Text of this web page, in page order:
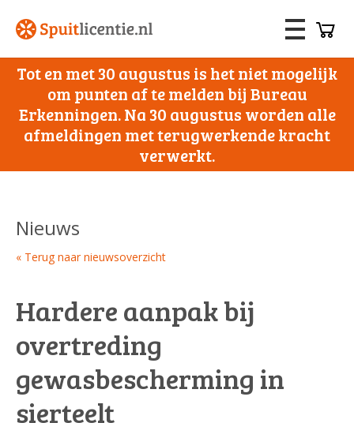
Tot en met 30 augustus is het niet mogelijk
om punten af te melden bij Bureau
Erkenningen. Na 30 augustus worden alle
afmeldingen met terugwerkende kracht
verwerkt.
Nieuws
« Terug naar nieuwsoverzicht
Hardere aanpak bij
overtreding
gewasbescherming in
sierteelt